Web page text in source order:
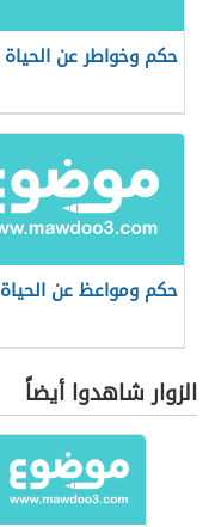
حكم وخواطر عن الحياة
حكم ومواعظ عن الحياة
الزوار شاهدوا أيضاً